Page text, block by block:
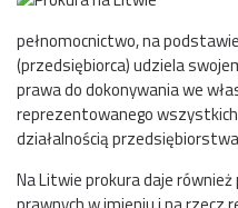
pełnomocnictwo, na
(przedsiębiorca) udziela
prawa do dokonywania we
reprezentowanego
działalnością
Na Litwie prokura daje